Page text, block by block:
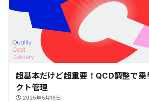
超基本だけど超重要！QCD調整で乗
クト管理
2025年5月16日